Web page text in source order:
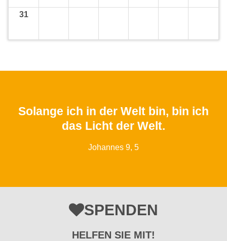
31
Solange ich in der Welt bin, bin ich
das Licht der Welt.
Johannes 9, 5
SPENDEN
HELFEN SIE MIT!